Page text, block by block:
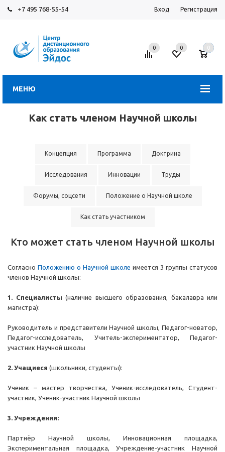
+7 495 768-55-54 Вход Регистрация
МЕНЮ
0 0 0
Как стать членом Научной школы
Концепция Программа Доктрина
Исследования Инновации Труды
Форумы, соцсети Положение о Научной школе
Как стать участником
Кто может стать членом Научной школы
Согласно Положению о Научной школе имеется 3 группы статусов
членов Научной школы:
1. Специалисты (наличие высшего образования, бакалавра или
магистра):
Руководитель и представители Научной школы, Педагог-новатор,
Педагог-исследователь, Учитель-экспериментатор, Педагог-
участник Научной школы
2. Учащиеся (школьники, студенты):
Ученик – мастер творчества, Ученик-исследователь, Студент-
участник, Ученик-участник Научной школы
3. Учреждения:
Партнёр Научной школы, Инновационная площадка,
Экспериментальная площадка, Учреждение-участник Научной